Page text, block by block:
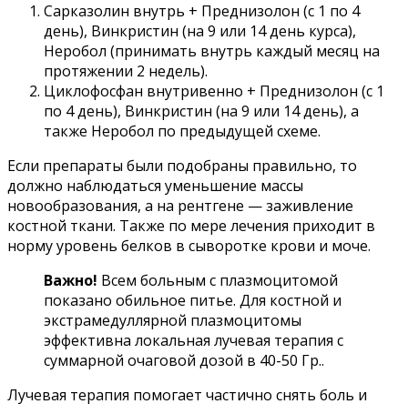
Сарказолин внутрь + Преднизолон (с 1 по 4
день), Винкристин (на 9 или 14 день курса),
Неробол (принимать внутрь каждый месяц на
протяжении 2 недель).
Циклофосфан внутривенно + Преднизолон (с 1
по 4 день), Винкристин (на 9 или 14 день), а
также Неробол по предыдущей схеме.
Если препараты были подобраны правильно, то
должно наблюдаться уменьшение массы
новообразования, а на рентгене — заживление
костной ткани. Также по мере лечения приходит в
норму уровень белков в сыворотке крови и моче.
Важно! Всем больным с плазмоцитомой
показано обильное питье. Для костной и
экстрамедуллярной плазмоцитомы
эффективна локальная лучевая терапия с
суммарной очаговой дозой в 40-50 Гр..
Лучевая терапия помогает частично снять боль и